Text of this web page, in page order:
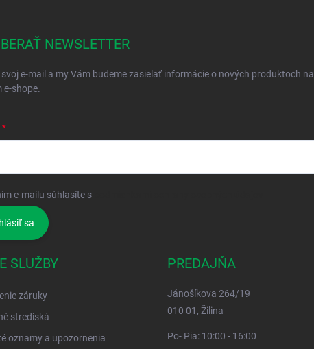
NEWSLETTER
e-mail a my Vám budeme zasielať informácie o nových produktoch na
e-shope.
e-mailu súhlasíte s
sa
SLUŽBY
záruky
strediská
oznamy a upozornenia
PREDAJŇA
Jánošíkova 264/19
010 01, Žilina
Po- Pia: 10:00 - 16:00